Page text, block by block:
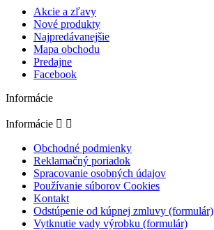
Akcie a zľavy
Nové produkty
Najpredávanejšie
Mapa obchodu
Predajne
Facebook
Informácie
Informácie  
Obchodné podmienky
Reklamačný poriadok
Spracovanie osobných údajov
Používanie súborov Cookies
Kontakt
Odstúpenie od kúpnej zmluvy (formulár)
Vytknutie vady výrobku (formulár)